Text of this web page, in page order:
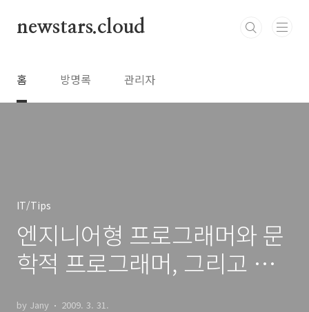
newstars.cloud
홈 방명록 관리자
IT/Tips
엔지니어형 프로그래머와 문
학적 프로그래머, 그리고 게
by Jany 2009. 3. 31.